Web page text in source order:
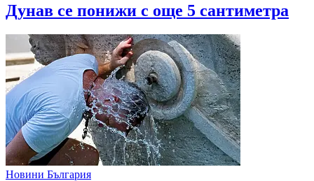
Дунав се понижи с още 5 сантиметра
Новини България